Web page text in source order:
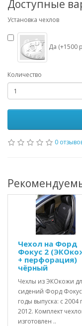
Доступные
Установка чехлов
Да (+1500
Количество
0
Чехол на Форд
Фокус 2
+ перфорация)
чёрный
Чехлы из ЭКОкожи
сидений Форд
годы выпуска: с 2004
2012. Комплект
изготовлен ..